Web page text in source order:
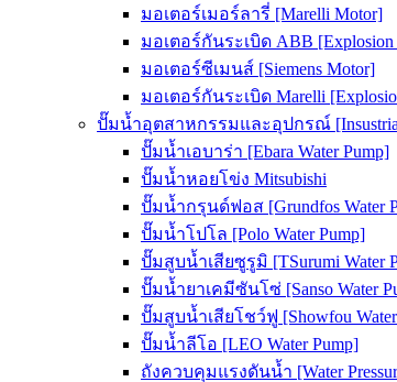
มอเตอร์เมอร์ลารี่ [Marelli Motor]
มอเตอร์กันระเบิด ABB [Explosion
มอเตอร์ซีเมนส์ [Siemens Motor]
มอเตอร์กันระเบิด Marelli
ปั๊มน้ำอุตสาหกรรมและอุปกรณ์ [Insustrial
ปั๊มน้ำเอบาร่า [Ebara Water Pump]
ปั๊มน้ำหอยโข่ง Mitsubishi
ปั๊มน้ำกรุนด์ฟอส [Grundfos Water
ปั๊มน้ำโปโล [Polo Water Pump]
ปั๊มสูบน้ำเสียซูรูมิ [TSurumi Water
ปั๊มน้ำยาเคมีซันโซ่ [Sanso Water
ปั๊มสูบน้ำเสียโชว์ฟู [Showfou Water
ปั๊มน้ำลีโอ [LEO Water Pump]
ถังควบคุมแรงดันน้ำ [Water